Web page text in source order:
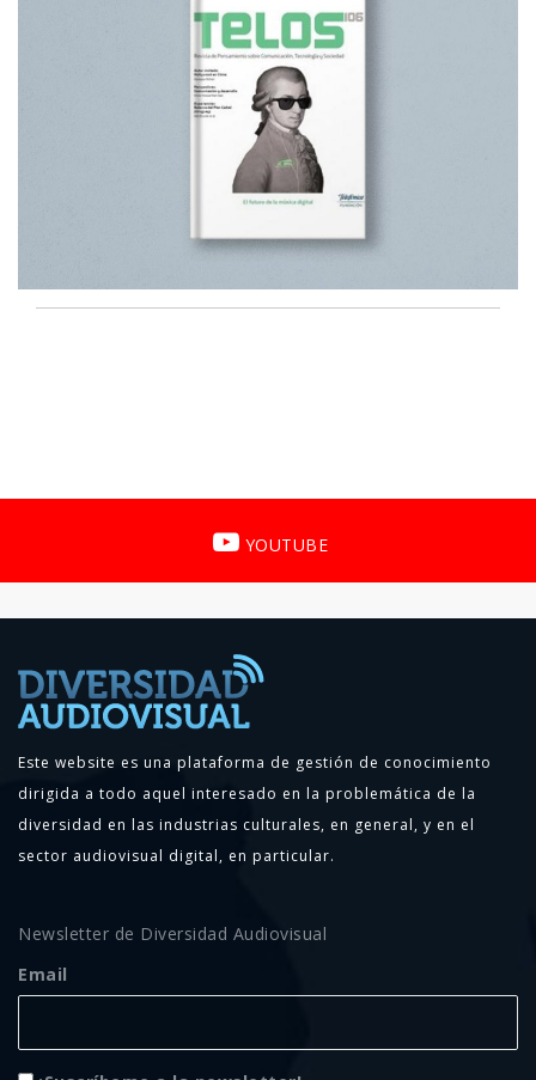
YOUTUBE
Este website es una plataforma de gestión de conocimiento
dirigida a todo aquel interesado en la problemática de la
diversidad en las industrias culturales, en general, y en el
sector audiovisual digital, en particular.
Newsletter de Diversidad Audiovisual
Email